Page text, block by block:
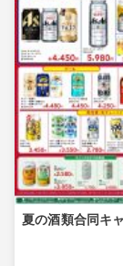
夏の酒類合同キ